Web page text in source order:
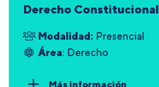
Derecho Constitucional
Modalidad: Presencial
Área: Derecho
Más información